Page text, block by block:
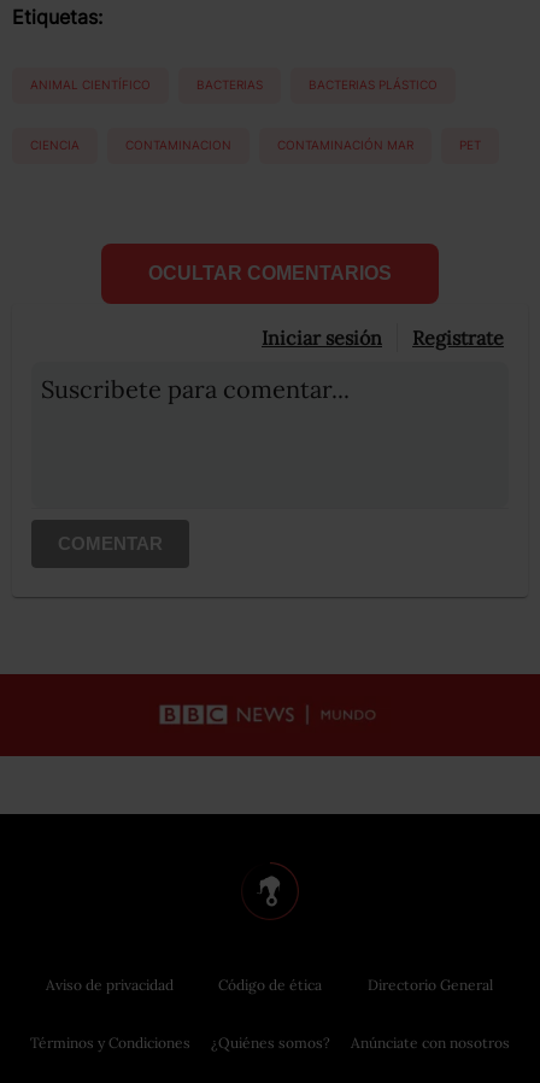
Etiquetas:
ANIMAL CIENTÍFICO BACTERIAS BACTERIAS PLÁSTICO
CIENCIA CONTAMINACION CONTAMINACIÓN MAR PET
OCULTAR COMENTARIOS
Iniciar sesión Registrate
Suscribete para comentar...
COMENTAR
Aviso de privacidad
Términos y Condiciones
Código de ética
¿Quiénes somos?
Directorio General
Anúnciate con nosotros